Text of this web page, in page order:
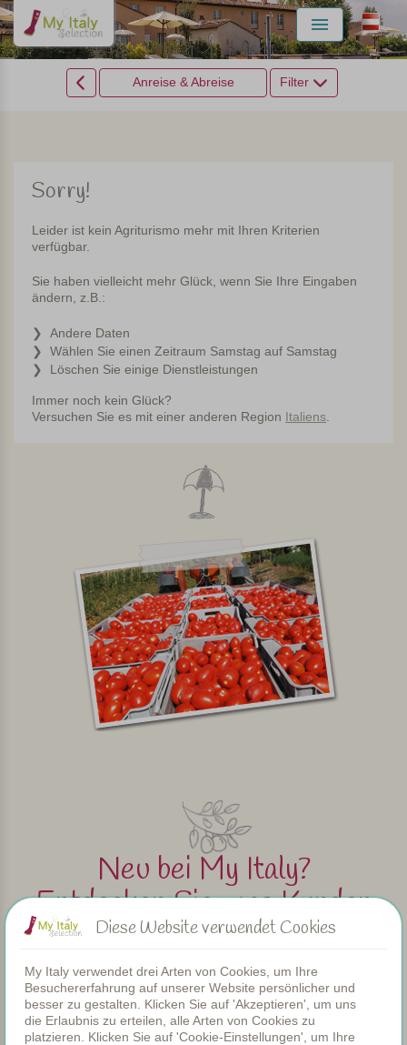
Menu
Anreise & Abreise Filter
Sorry!
Leider ist kein Agriturismo mehr mit Ihren Kriterien
verfügbar.
Sie haben vielleicht mehr Glück, wenn Sie Ihre Eingaben
ändern, z.B.:
Andere Daten
Wählen Sie einen Zeitraum Samstag auf Samstag
Löschen Sie einige Dienstleistungen
Immer noch kein Glück?
Versuchen Sie es mit einer anderen Region Italiens
Neu bei My Italy?
Entdecken Sie, was Kunden
über Margot und unseren
Service sagen.
Lesen Sie dieBewertungen
Diese Website verwendet Cookies
My Italy verwendet drei Arten von Cookies, um Ihre
Besuchererfahrung auf unserer Website persönlicher und
besser zu gestalten. Klicken Sie auf 'Akzeptieren', um uns
die Erlaubnis zu erteilen, alle Arten von Cookies zu
platzieren. Klicken Sie auf 'Cookie-Einstellungen', um Ihre